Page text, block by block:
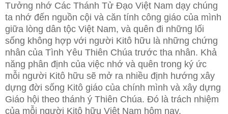
Tưởng nhớ Các Thánh Tử Đạo Việt Nam dạy chúng
ta nhớ đến nguồn cội và căn tính công giáo của mình
giữa lòng dân tộc Việt Nam, và quên đi những lối
sống không hợp với người Kitô hữu là những chứng
nhân của Tình Yêu Thiên Chúa trước tha nhân. Khả
năng phân định của việc nhớ và quên trong ký ức
mỗi người Kitô hữu sẽ mở ra nhiều định hướng xây
dựng đời sống Kitô giáo của chính mình và xây dựng
Giáo hội theo thánh ý Thiên Chúa. Đó là trách nhiệm
của mỗi người Kitô hữu Việt Nam hôm nay.